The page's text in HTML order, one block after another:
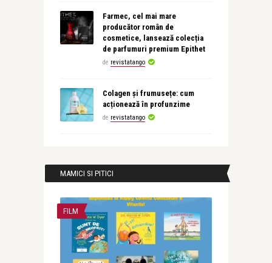
Farmec, cel mai mare
producător român de
cosmetice, lansează colecția
de parfumuri premium Epithet
de revistatango
Colagen și frumusețe: cum
acționează în profunzime
de revistatango
MAMICI SI PITICI
FILM